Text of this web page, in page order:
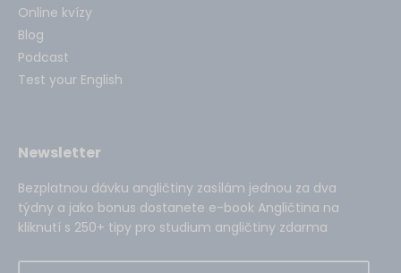
Online kvízy
Blog
Podcast
Test your English
Newsletter
Bezplatnou dávku angličtiny zasílám jednou za dva
týdny a jako bonus dostanete e-book Angličtina na
kliknutí s 250+ tipy pro studium angličtiny zdarma